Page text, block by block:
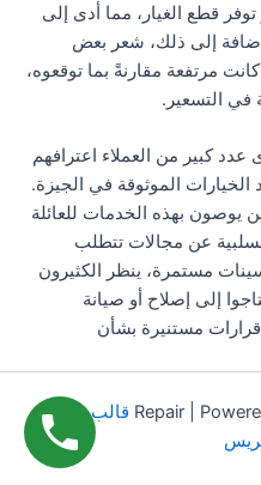
قطع الغيار، مما أدى إلى
إلى ذلك، شعر بعض
كانت مرتفعة مقارنةً بما توقعوه،
في التسعير.
عدد كبير من العملاء اعترافهم
الموثوقة في الجيزة.
يوصون بهذه الخدمات للعائلة
عن مجالات تتطلب
مستمرة، ينظر الكثيرون
إلى إصلاح أو صيانة
مستنيرة بشأن
قالب Astra